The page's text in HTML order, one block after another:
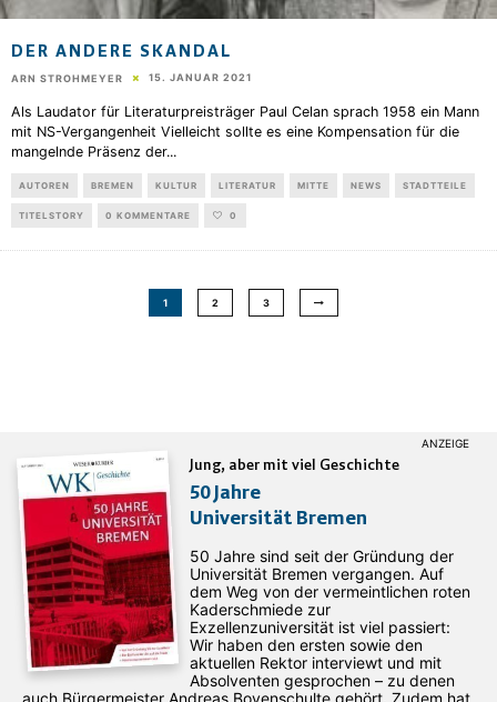
DER ANDERE SKANDAL
ARN STROHMEYER 15. JANUAR 2021
Als Laudator für Literaturpreisträger Paul Celan sprach 1958 ein Mann
mit NS-Vergangenheit Vielleicht sollte es eine Kompensation für die
mangelnde Präsenz der...
AUTOREN BREMEN KULTUR LITERATUR MITTE NEWS STADTTEILE
TITELSTORY 0 KOMMENTARE 0
1 2 3
Jung, aber mit viel Geschichte
50 Jahre
Universität Bremen
50 Jahre sind seit der Gründung der
Universität Bremen vergangen. Auf
dem Weg von der vermeintlichen roten
Kaderschmiede zur
Exzellenzuniversität ist viel passiert:
Wir haben den ersten sowie den
aktuellen Rektor interviewt und mit
Absolventen gesprochen – zu denen
auch Bürgermeister Andreas Bovenschulte gehört. Zudem hat